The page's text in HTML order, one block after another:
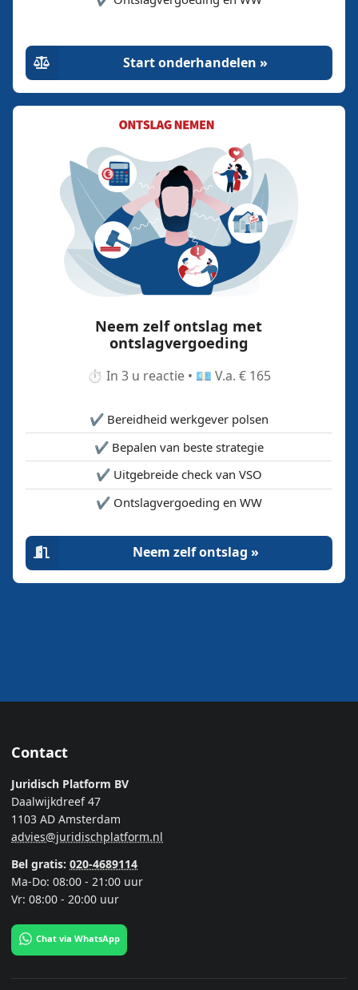
Start onderhandelen »
Neem zelf ontslag met
ontslagvergoeding
⏱️ In 3 u reactie • 💶 V.a. € 165
✔️ Bereidheid werkgever polsen
✔️ Bepalen van beste strategie
✔️ Uitgebreide check van VSO
✔️ Ontslagvergoeding en WW
Neem zelf ontslag »
Contact
Juridisch Platform BV
Daalwijkdreef 47
1103 AD Amsterdam
advies@juridischplatform.nl
Bel gratis: 020-4689114
Ma-Do: 08:00 - 21:00 uur
Vr: 08:00 - 20:00 uur
Chat via WhatsApp